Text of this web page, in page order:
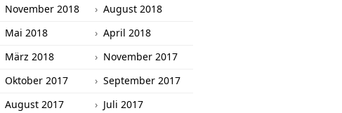
November 2018
August 2018
Mai 2018
April 2018
März 2018
November 2017
Oktober 2017
September 2017
August 2017
Juli 2017